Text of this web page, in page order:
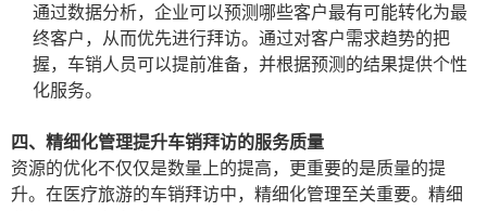
通过数据分析，企业可以预测哪些客户最有可能转化为最
终客户，从而优先进行拜访。通过对客户需求趋势的把
握，车销人员可以提前准备，并根据预测的结果提供个性
化服务。
四、精细化管理提升车销拜访的服务质量
资源的优化不仅仅是数量上的提高，更重要的是质量的提
升。在医疗旅游的车销拜访中，精细化管理至关重要。精细